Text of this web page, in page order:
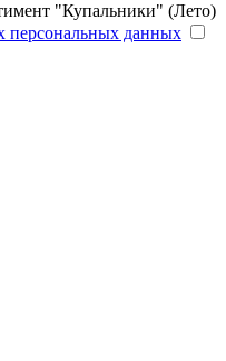
"Купальники" (Лето)
персональных данных